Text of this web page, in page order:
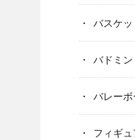
バスケ
バドミン
バレーボ
フィギュ